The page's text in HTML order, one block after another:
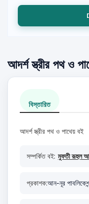
আদর্শ স্ত্রীর পথ ও
বিস্তারিত
আদর্শ স্ত্রীর পথ ও পাথেয় বই
সম্পর্কিত বই: মুফতী রূহুল
প্রকাশক:আন-নূর